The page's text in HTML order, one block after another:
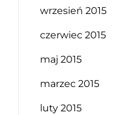
wrzesień 2015
czerwiec 2015
maj 2015
marzec 2015
luty 2015